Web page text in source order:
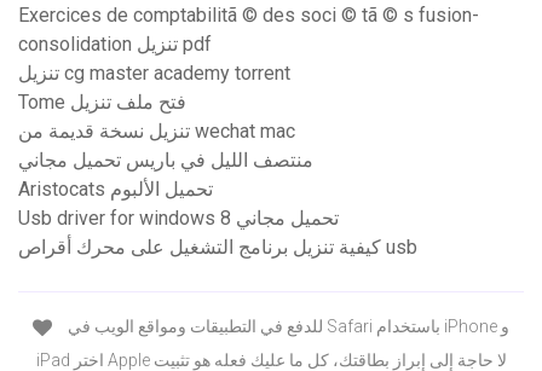
Exercices de comptabilitã © des soci © tã © s fusion-
consolidation تنزيل pdf
تنزيل cg master academy torrent
Tome فتح ملف تنزيل
تنزيل نسخة قديمة من wechat mac
منتصف الليل في باريس تحميل مجاني
Aristocats تحميل الألبوم
Usb driver for windows 8 تحميل مجاني
كيفية تنزيل برنامج التشغيل على محرك أقراص usb
iPad اختر Apple لا حاجة إلى إبراز بطاقتك، كل ما عليك فعله هو تثبيت